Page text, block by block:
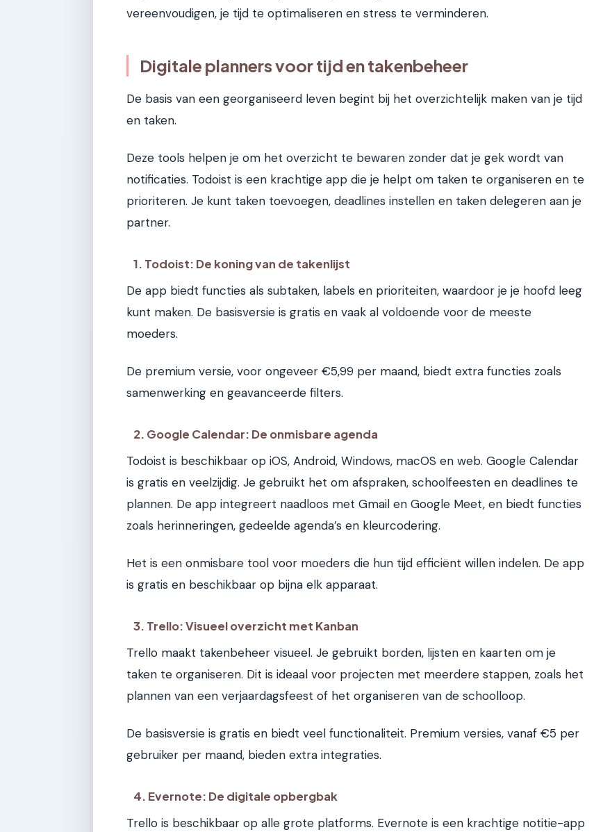
vereenvoudigen, je tijd te optimaliseren en stress te verminderen.
Digitale planners voor tijd en takenbeheer
De basis van een georganiseerd leven begint bij het overzichtelijk maken van je tijd
en taken.
Deze tools helpen je om het overzicht te bewaren zonder dat je gek wordt van
notificaties. Todoist is een krachtige app die je helpt om taken te organiseren en te
prioriteren. Je kunt taken toevoegen, deadlines instellen en taken delegeren aan je
partner.
1. Todoist: De koning van de takenlijst
De app biedt functies als subtaken, labels en prioriteiten, waardoor je je hoofd leeg
kunt maken. De basisversie is gratis en vaak al voldoende voor de meeste
moeders.
De premium versie, voor ongeveer €5,99 per maand, biedt extra functies zoals
samenwerking en geavanceerde filters.
2. Google Calendar: De onmisbare agenda
Todoist is beschikbaar op iOS, Android, Windows, macOS en web. Google Calendar
is gratis en veelzijdig. Je gebruikt het om afspraken, schoolfeesten en deadlines te
plannen. De app integreert naadloos met Gmail en Google Meet, en biedt functies
zoals herinneringen, gedeelde agenda’s en kleurcodering.
Het is een onmisbare tool voor moeders die hun tijd efficiënt willen indelen. De app
is gratis en beschikbaar op bijna elk apparaat.
3. Trello: Visueel overzicht met Kanban
Trello maakt takenbeheer visueel. Je gebruikt borden, lijsten en kaarten om je
taken te organiseren. Dit is ideaal voor projecten met meerdere stappen, zoals het
plannen van een verjaardagsfeest of het organiseren van de schoolloop.
De basisversie is gratis en biedt veel functionaliteit. Premium versies, vanaf €5 per
gebruiker per maand, bieden extra integraties.
4. Evernote: De digitale opbergbak
Trello is beschikbaar op alle grote platforms. Evernote is een krachtige notitie-app